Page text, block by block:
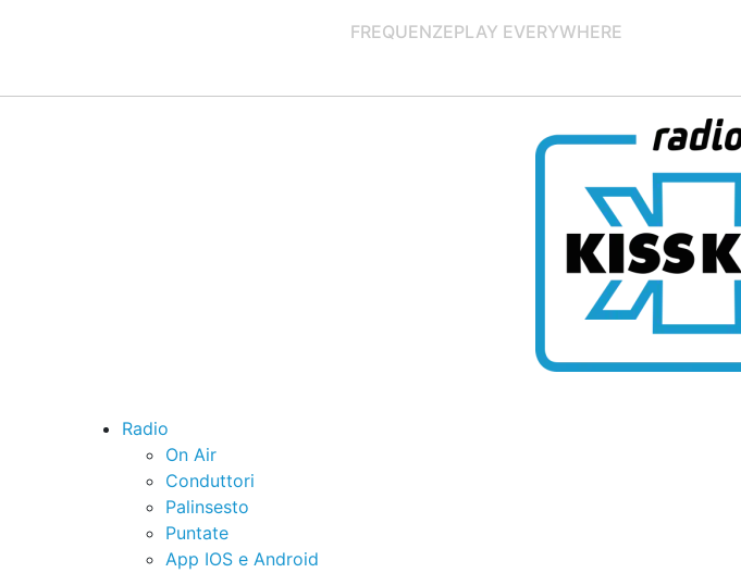
FREQUENZEPLAY EVERYWHERE
Radio
On Air
Conduttori
Palinsesto
Puntate
App IOS e Android